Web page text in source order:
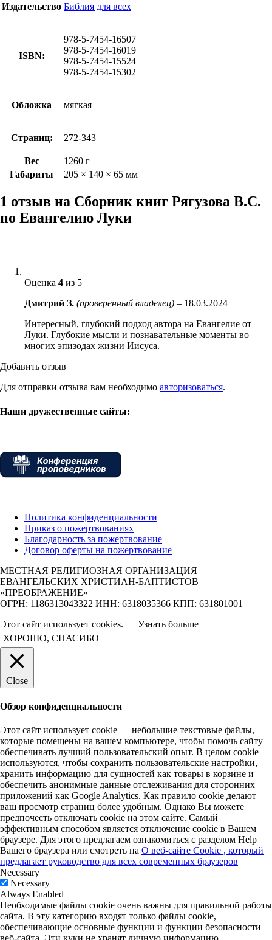
Издательство Библия для всех
ISBN:
978-5-7454-16507
978-5-7454-16019
978-5-7454-15524
978-5-7454-15302
Обложка мягкая
Страниц: 272-343
Вес
1260 г
Габариты
205 × 140 × 65 мм
1 отзыв на Сборник книг Рягузова В.С.
по Евангелию Луки
Оценка 4 из 5
Дмитрий З. (проверенный владелец) – 18.03.2024
Интересный, глубокий подход автора на Евангелие от
Луки. Глубокие мысли и познавательные моменты во
многих эпизодах жизни Иисуса.
Добавить отзыв
Для отправки отзыва вам необходимо авторизоваться.
Наши дружественные сайты:
Политика конфиденциальности
Приказ о пожертвованиях
Благодарность за пожертвование
Договор оферты на пожертвование
МЕСТНАЯ РЕЛИГИОЗНАЯ ОРГАНИЗАЦИЯ
ЕВАНГЕЛЬСКИХ ХРИСТИАН-БАПТИСТОВ
«ПРЕОБРАЖЕНИЕ»
ОГРН: 1186313043322 ИНН: 6318035366 КПП: 631801001
Этот сайт использует cookies.
Узнать больше
ХОРОШО, СПАСИБО
Close
Обзор конфиденциальности
Этот сайт использует cookie — небольшие текстовые файлы,
которые помещены на вашем компьютере, чтобы помочь сайту
обеспечивать лучший пользовательский опыт. В целом cookie
используются, чтобы сохранить пользовательские настройки,
хранить информацию для сущностей как товары в корзине и
обеспечить анонимные данные отслеживания для сторонних
приложений как Google Analytics. Как правило cookie делают
ваш просмотр страниц более удобным. Однако Вы можете
предпочесть отключать cookie на этом сайте. Самый
эффективным способом является отключение cookie в Вашем
браузере. Для этого предлагаем ознакомиться с разделом Help
Вашего браузера или смотреть на О веб-сайте Cookie , который
предлагает руководство для всех современных браузеров
Necessary
Necessary
Always Enabled
Необходимые файлы cookie очень важны для правильной работы
сайта. В эту категорию входят только файлы cookie,
обеспечивающие основные функции и функции безопасности